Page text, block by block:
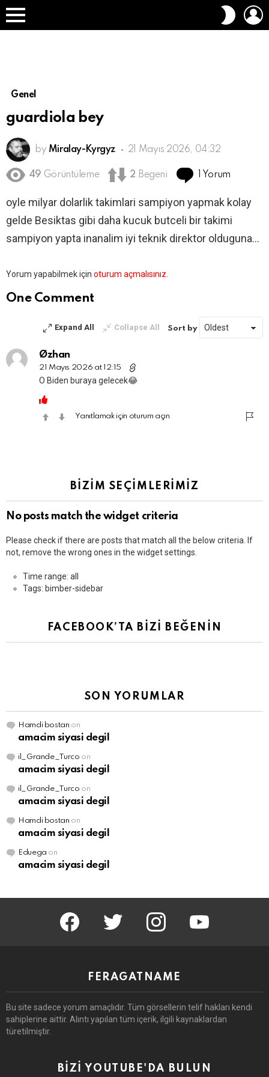
Menü
DIŞ
Genel
guardiola bey
by Miralay-Kyrgyz 21 Mayıs 2026, 04:32
49 Görüntüleme 2 Begeni 1 Yorum
oyle milyar dolarlik takimlari sampiyon yapmak kolay
gelde Besiktas gibi daha kucuk butceli bir takimi
sampiyon yapta inanalim iyi teknik direktor olduguna…
Bir
yazın
Yorum yapabilmek için oturum açmalısınız.
One Comment
Expand All Collapse All Sort by
Øzhan
21 Mayıs 2026 at 12:15
O Biden buraya gelecek😂
Yanıtlamak için oturum açın
BİZİM SEÇİMLERİMİZ
No posts match the widget criteria
Please check if there are posts that match all the below criteria. If
not, remove the wrong ones in the widget settings.
Time range: all
Tags: bimber-sidebar
FACEBOOK’TA BİZİ BEĞENİN
SON YORUMLAR
Hamdi bostan on
amacim siyasi degil
il_Grande_Turco on
amacim siyasi degil
il_Grande_Turco on
amacim siyasi degil
Hamdi bostan on
amacim siyasi degil
Eduega on
amacim siyasi degil
facebook twitter instagram
FERAGATNAME
Bu site sadece yorum amaçlıdır. Tüm görsellerin telif hakları kendi
sahiplerine aittir. Alıntı yapılan tüm içerik, ilgili kaynaklardan
türetilmiştir.
BİZİ YOUTUBE'DA BULUN